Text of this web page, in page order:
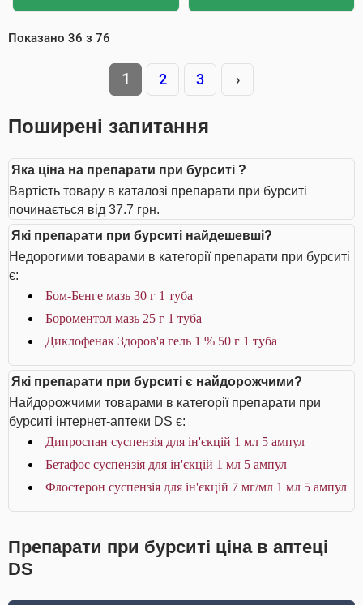
Показано 36 з 76
1 2 3 ›
Поширені запитання
Яка ціна на препарати при бурситі ?
Вартість товару в каталозі препарати при бурситі
починається від 37.7 грн.
Які препарати при бурситі найдешевші?
Недорогими товарами в категорії препарати при бурситі
є:
Бом-Бенге мазь 30 г 1 туба
Бороментол мазь 25 г 1 туба
Диклофенак Здоров'я гель 1 % 50 г 1 туба
Які препарати при бурситі є найдорожчими?
Найдорожчими товарами в категорії препарати при
бурситі інтернет-аптеки DS є:
Дипроспан суспензія для ін'єкцій 1 мл 5 ампул
Бетафос суспензія для ін'єкцій 1 мл 5 ампул
Флостерон суспензія для ін'єкцій 7 мг/мл 1 мл 5 ампул
Препарати при бурситі ціна в аптеці
DS